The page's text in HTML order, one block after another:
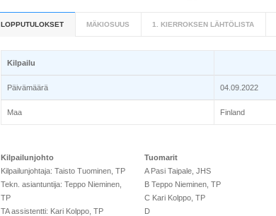
LOPPUTULOKSET MÄKIOSUUS 1. KIERROKSEN LÄHTÖLISTA
Kilpailu
Päivämäärä 04.09.2022
Maa Finland
Kilpailunjohto
Kilpailunjohtaja: Taisto Tuominen, TP
Tekn. asiantuntija: Teppo Nieminen,
TP
TA assistentti: Kari Kolppo, TP
Tuomarit
A Pasi Taipale, JHS
B Teppo Nieminen, TP
C Kari Kolppo, TP
D